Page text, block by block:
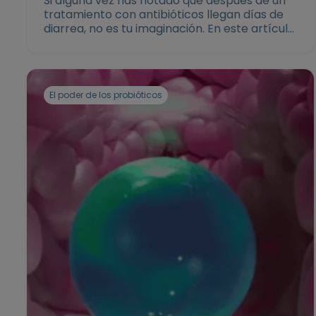
tratamiento con antibióticos llegan días de
diarrea, no es tu imaginación. En este artículo
prácticos para restaurar la flora intestinal
El poder de los probióticos